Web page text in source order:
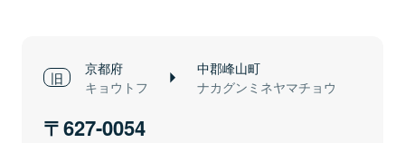
京都府
キョウトフ
中郡峰山町
ナカグンミネヤマチョウ
627-0054